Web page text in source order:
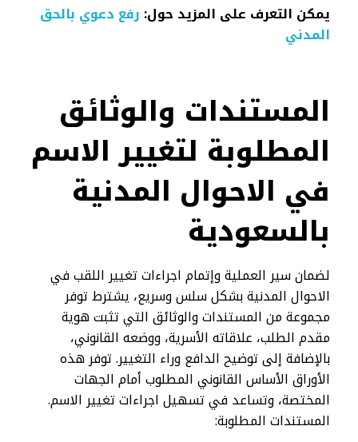
يمكن التعرف على المزيد حول: رفع دعوي بالحق
المدني
المستندات والوثائق
المطلوبة لتغيير الاسم
في الاحوال المدنية
بالسعودية
لضمان سير العملية وإتمام اجراءات تغيير اللقب في
الاحوال المدنية بشكل سلس وسريع، يشترط توفر
مجموعة من المستندات والوثائق التي تثبت هوية
مقدم الطلب، علاقاته الأسرية، ووضعه القانوني،
بالإضافة إلى توضيح الدافع وراء التغيير. توفر هذه
الأوراق الأساس القانوني المطلوب أمام الجهات
المختصة، وتساعد في تسهيل اجراءات تغيير الاسم.
المستندات المطلوبة: